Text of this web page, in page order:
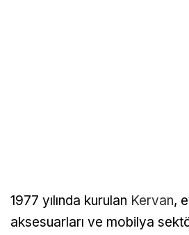
1977 yılında kurulan Kervan,
aksesuarları ve mobilya